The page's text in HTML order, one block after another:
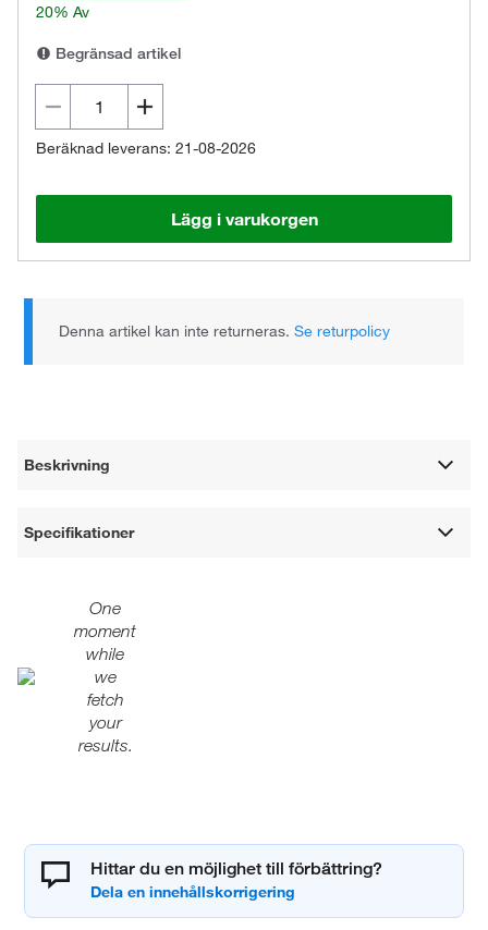
20% Av
Begränsad artikel
Beräknad leverans: 21-08-2026
Lägg i varukorgen
Denna artikel kan inte returneras.Se returpolicy
Beskrivning
Specifikationer
One
moment
while
we
fetch
your
results.
Hittar du en möjlighet till förbättring?